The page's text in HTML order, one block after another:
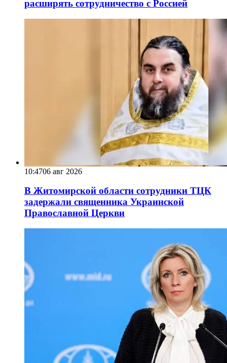
расширять сотрудничество с Россией
10:4706 авг 2026
В Житомирской области сотрудники ТЦК
задержали священника Украинской
Православной Церкви